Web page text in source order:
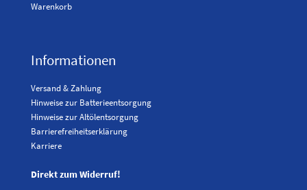
Warenkorb
Informationen
Versand & Zahlung
Hinweise zur Batterieentsorgung
Hinweise zur Altölentsorgung
Barrierefreiheitserklärung
Karriere
Direkt zum Widerruf!